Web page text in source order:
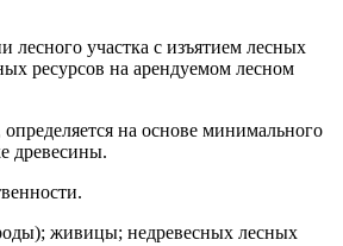
лесного участка с изъятием лесных
ресурсов на арендуемом лесном
на основе минимального
древесины.
живицы; недревесных лесных